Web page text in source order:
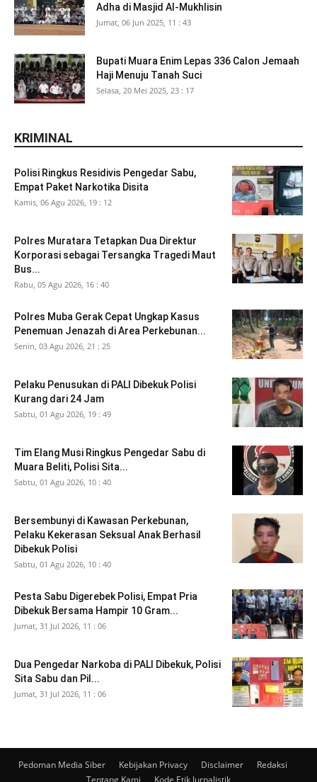
Adha di Masjid Al-Mukhlisin
Jumat, 06 Jun 2025, 11 : 43
Bupati Muara Enim Lepas 336 Calon Jemaah
Haji Menuju Tanah Suci
Selasa, 20 Mei 2025, 23 : 17
KRIMINAL
Polisi Ringkus Residivis Pengedar Sabu,
Empat Paket Narkotika Disita
Kamis, 06 Agu 2026, 19 : 12
Polres Muratara Tetapkan Dua Direktur
Korporasi sebagai Tersangka Tragedi Maut
Bus...
Rabu, 05 Agu 2026, 16 : 40
Polres Muba Gerak Cepat Ungkap Kasus
Penemuan Jenazah di Area Perkebunan...
Senin, 03 Agu 2026, 21 : 25
Pelaku Penusukan di PALI Dibekuk Polisi
Kurang dari 24 Jam
Sabtu, 01 Agu 2026, 19 : 49
Tim Elang Musi Ringkus Pengedar Sabu di
Muara Beliti, Polisi Sita...
Sabtu, 01 Agu 2026, 10 : 40
Bersembunyi di Kawasan Perkebunan,
Pelaku Kekerasan Seksual Anak Berhasil
Dibekuk Polisi
Sabtu, 01 Agu 2026, 10 : 40
Pesta Sabu Digerebek Polisi, Empat Pria
Dibekuk Bersama Hampir 10 Gram...
Jumat, 31 Jul 2026, 11 : 06
Dua Pengedar Narkoba di PALI Dibekuk, Polisi
Sita Sabu dan Pil...
Jumat, 31 Jul 2026, 11 : 06
Pedoman Media Siber Kebijakan Privacy Disclaimer
Redaksi
Tentang Kami
Kode Etik Jurnalistik